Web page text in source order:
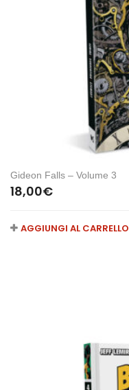
Gideon Falls – Volume 3
18,00€
AGGIUNGI AL CARRELLO